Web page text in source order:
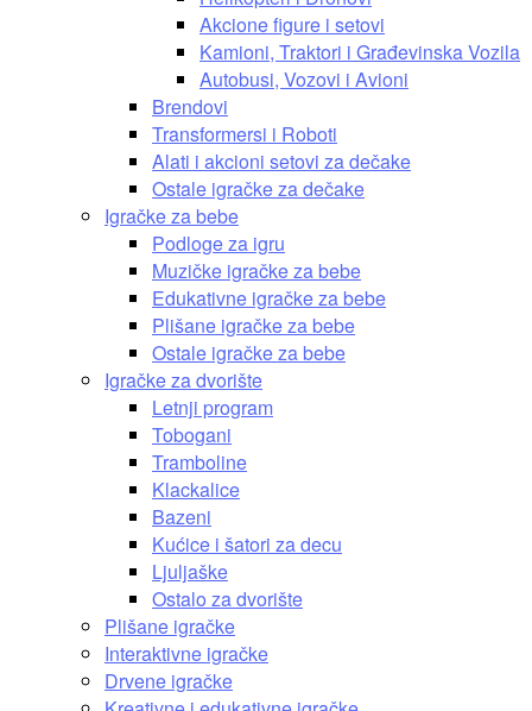
Akcione figure i setovi
Kamioni, Traktori i Građevinska Vozila
Autobusi, Vozovi i Avioni
Brendovi
Transformersi i Roboti
Alati i akcioni setovi za dečake
Ostale igračke za dečake
Igračke za bebe
Podloge za igru
Muzičke igračke za bebe
Edukativne igračke za bebe
Plišane igračke za bebe
Ostale igračke za bebe
Igračke za dvorište
Letnji program
Tobogani
Tramboline
Klackalice
Bazeni
Kućice i šatori za decu
Ljuljaške
Ostalo za dvorište
Plišane igračke
Interaktivne igračke
Drvene igračke